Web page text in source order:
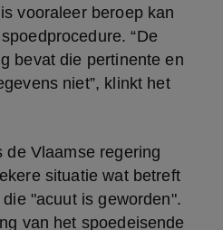
vooraleer beroep kan
“De
bevat die pertinente en
niet”, klinkt het
de Vlaamse regering
situatie wat betreft
"acuut is geworden".
van het spoedeisende